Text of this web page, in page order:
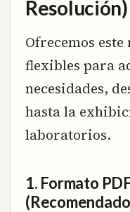
Resolución)
Ofrecemos
flexibles para
necesidades,
hasta la
laboratorios.
1. Formato